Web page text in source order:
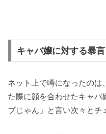
キャバ嬢に対する暴言
ネット上で噂になったのは
た際に顔を合わせたキャバ
ブじゃん」と言い次々とチ